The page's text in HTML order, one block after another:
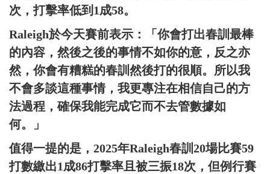
次，打擊率低到1成58。
Raleigh於今天賽前表示：「你會打出春訓最棒
的內容，然後之後的事情不如你的意，反之亦
然，你會有糟糕的春訓然後打的很順。所以我
不會多談這種事情，我更專注在相信自己的方
法過程，確保我能完成它而不去管數據如
何。」
值得一提的是，2025年Raleigh春訓20場比賽59
打數繳出1成86打擊率且被三振18次，但例行賽